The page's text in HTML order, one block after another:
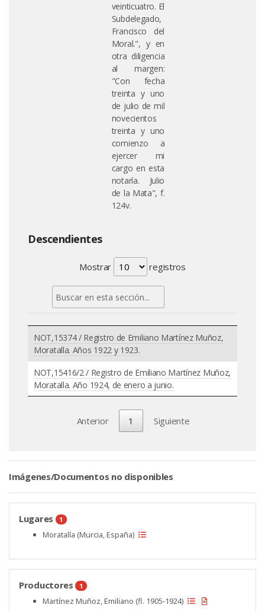
veinticuatro. El
Subdelegado,
Francisco del
Moral.", y en
otra diligencia
al margen:
"Con fecha
treinta y uno
de julio de mil
novecientos
treinta y uno
comienzo a
ejercer mi
cargo en esta
notaría. Julio
de la Mata", f.
124v.
Descendientes
Mostrar registros
NOT,15374 / Registro de Emiliano Martínez Muñoz,
Moratalla. Años 1922 y 1923.
NOT,15416/2 / Registro de Emiliano Martínez Muñoz,
Moratalla. Año 1924, de enero a junio.
Anterior 1 Siguiente
Imágenes/Documentos no disponibles
Lugares 1
Moratalla (Murcia, España)
Productores 1
Martínez Muñoz, Emiliano (fl. 1905-1924)